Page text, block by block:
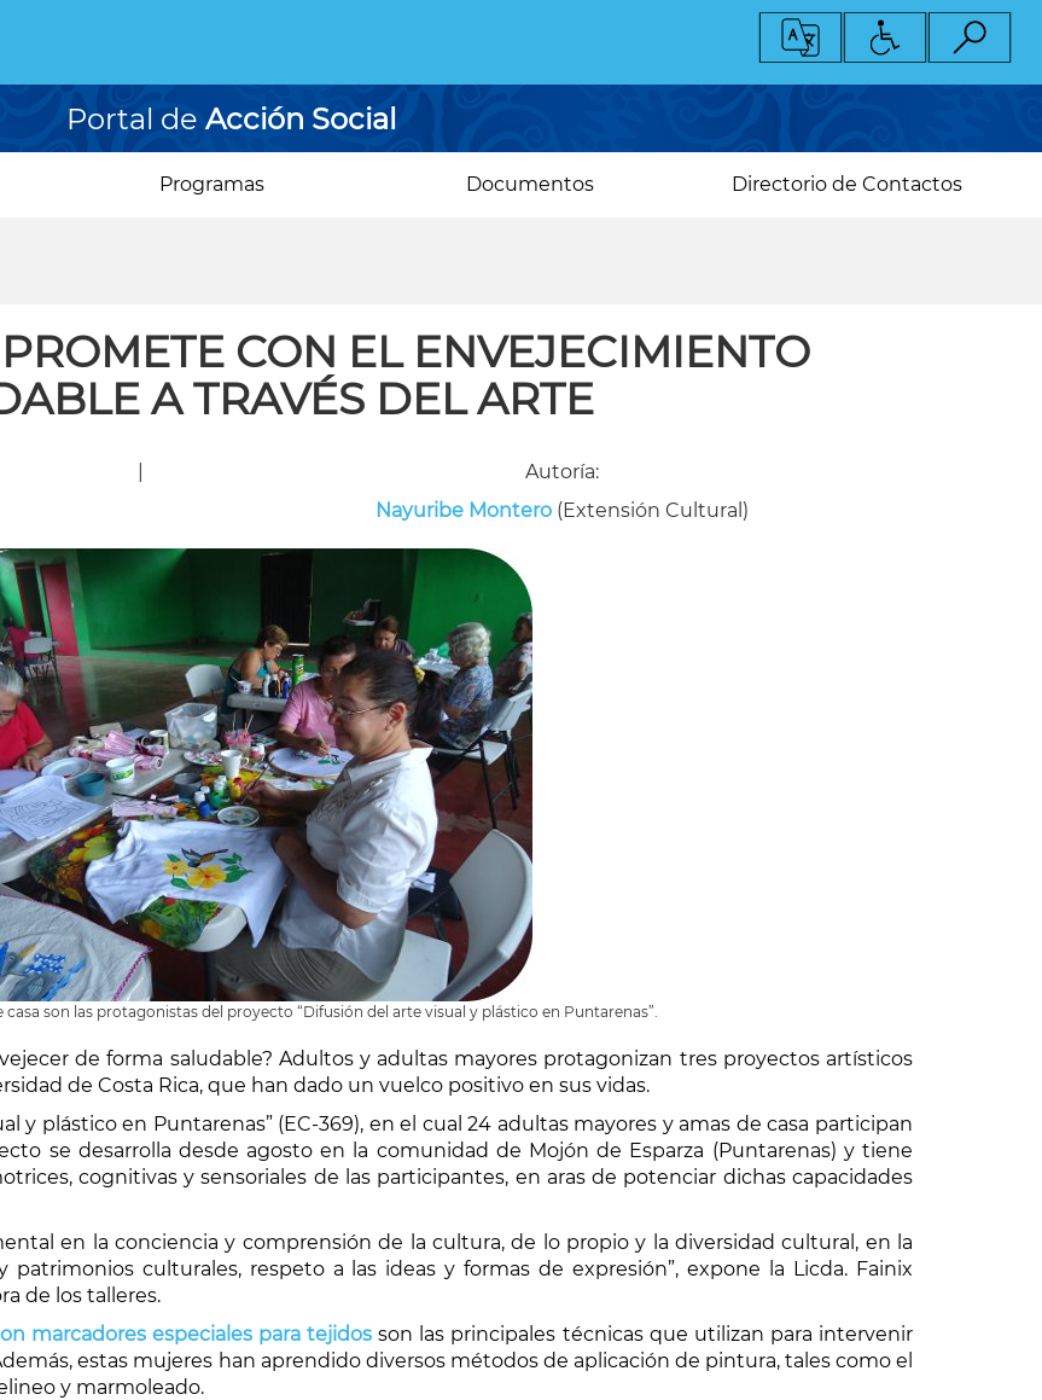
Portal de Acción Social
Programas Documentos Directorio de Contactos
CON EL ENVEJECIMIENTO
A TRAVÉS DEL ARTE
Autoría:
Nayuribe Montero (Extensión Cultural)
son las protagonistas del proyecto “Difusión del arte visual y plástico en Puntarenas”.
de forma saludable? Adultos y adultas mayores protagonizan tres proyectos artísticos
de Costa Rica, que han dado un vuelco positivo en sus vidas.
y plástico en Puntarenas” (EC-369), en el cual 24 adultas mayores y amas de casa participan
se desarrolla desde agosto en la comunidad de Mojón de Esparza (Puntarenas) y tiene
cognitivas y sensoriales de las participantes, en aras de potenciar dichas capacidades
en la conciencia y comprensión de la cultura, de lo propio y la diversidad cultural, en la
patrimonios culturales, respeto a las ideas y formas de expresión”, expone la Licda. Fainix
de los talleres.
marcadores especiales para tejidos son las principales técnicas que utilizan para intervenir
estas mujeres han aprendido diversos métodos de aplicación de pintura, tales como el
y marmoleado.